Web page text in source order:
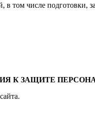
том числе подготовки,
К ЗАЩИТЕ